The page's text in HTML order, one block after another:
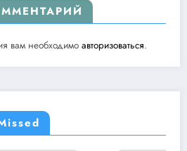
вам необходимо авторизоваться.